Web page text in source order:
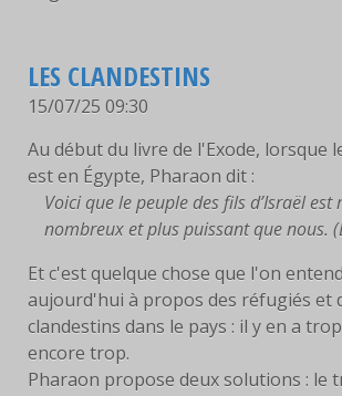
LES CLANDESTINS
15/07/25 09:30
Au début du livre de l'Exode, lorsque
est en Égypte, Pharaon dit :
Voici que le peuple des fils d’Israël
nombreux et plus puissant que nous.
Et c'est quelque chose que l'on
aujourd'hui à propos des réfugiés et
clandestins dans le pays : il y en a
encore trop.
Pharaon propose deux solutions : le